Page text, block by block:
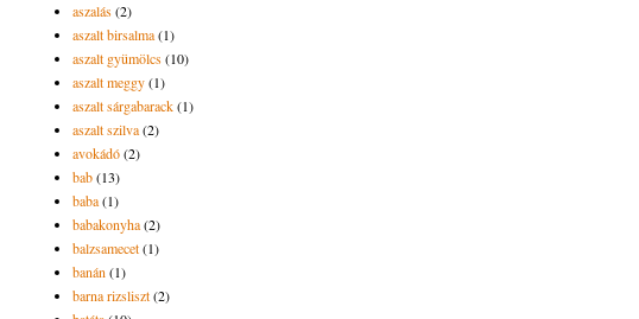
aszalás(2)
aszalt birsalma(1)
aszalt gyümölcs(10)
aszalt meggy(1)
aszalt sárgabarack(1)
aszalt szilva(2)
avokádó(2)
bab(13)
baba(1)
babakonyha(2)
balzsamecet(1)
banán(1)
barna rizsliszt(2)